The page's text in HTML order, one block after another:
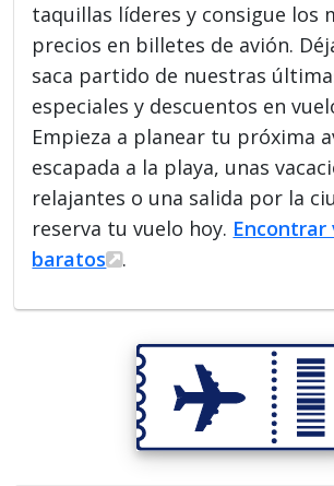
taquillas líderes y consigue los
precios en billetes de avión.
saca partido de nuestras
especiales y descuentos en
Empieza a planear tu próxima
escapada a la playa, unas
relajantes o una salida por la
reserva tu vuelo hoy. Encontrar
baratos
.